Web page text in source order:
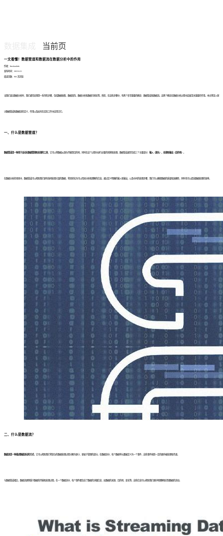
当前页
一文看懂！数据管道和数据流在数据分析中的作用
作者：finedatalink
发布时间：2023.8.21
阅读次数：983 次浏览
当我们谈论数据分析时，我们通常会想到一系列的步骤，包括数据收集、数据清洗、数据分析和数据可视化等。然而，在这些步骤中，有两个非常重要的概念：数据管道和数据流。这两个概念在数据分析过程中起着至关重要的作用。本文将深入探
讨数据管道和数据流的定义、作用以及如何在实际工作中应用它们。
一、什么是数据管道？
数据管道是一种用于自动化数据管理和处理的工具 ，它可以将数据从源头传输到目的地，同时在这个过程中进行必要的转换和处理。数据管道通常包括三个主要部分： 输入（源头）、处理和输出（目的地）
在数据分析的场景中，数据管道可以帮助我们更有效地处理大量的数据，将其转化为可以用来分析和理解的信息。通过定义明确的输入和输出，以及中间的处理步骤，我们可以确保数据的质量和准确性，同时也可以提高数据处理的效率。
二、什么是数据流？
数据流是一种描述数据流动的方式，它可以帮助我们将复杂的数据处理过程分解为更小、更易于管理的部分。在数据流中，每个数据单元都被定义为一个事件，这些事件按照一定的顺序被处理和传递。
与数据管道相比，数据流更侧重于数据的传输和处理过程。在一个数据流中，每个事件都包含了数据的详细信息，如数据的来源、目的地、变化等。这些信息可以帮助我们更好地理解和控制数据的流动。